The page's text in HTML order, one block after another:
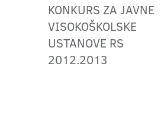
KONKURS ZA JAVNE
VISOKOŠKOLSKE
USTANOVE RS
2012.2013